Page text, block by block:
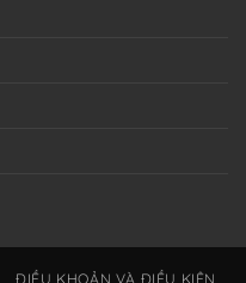
ĐIỀU KHOẢN VÀ ĐIỀU KIỆN